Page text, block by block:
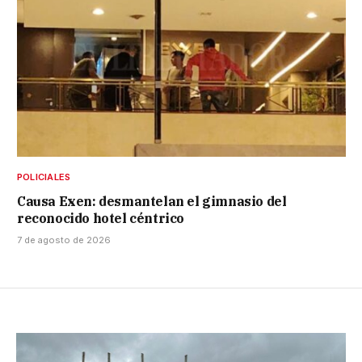
POLICIALES
Causa Exen: desmantelan el gimnasio del
reconocido hotel céntrico
7 de agosto de 2026